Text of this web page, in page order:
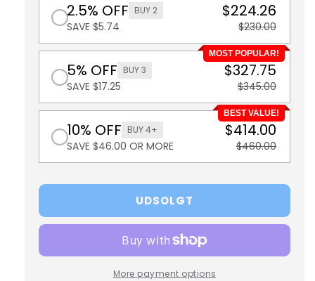
2.5% OFF BUY 2
SAVE $5.74
$224.26
$230.00
MOST POPULAR!
5% OFF BUY 3
SAVE $17.25
$327.75
$345.00
BEST VALUE!
10% OFF BUY 4+
SAVE $46.00 OR MORE
$414.00
$460.00
UDSOLGT
More payment options